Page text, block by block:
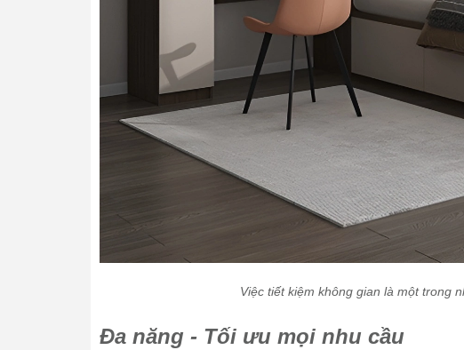
Việc tiết kiệm không gian là một trong
Đa năng - Tối ưu mọi nhu cầu